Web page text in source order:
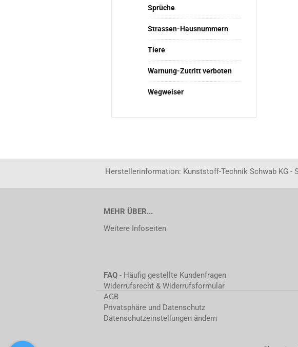
Sprüche
Strassen-Hausnummern
Tiere
Warnung-Zutritt verboten
Wegweiser
Herstellerinformation: Kunststoff-Technik Schwab KG -
MEHR ÜBER...
Weitere Infoseiten
FAQ - Häufig gestellte Kundenfragen
Widerrufsrecht & Widerrufsformular
AGB
Privatsphäre und Datenschutz
Datenschutzeinstellungen ändern